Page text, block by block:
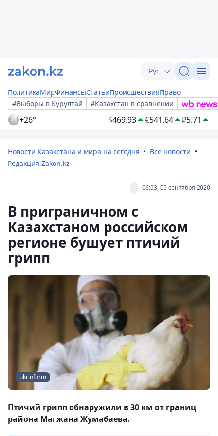
Рус
ПолитикаМирФинансыСтатьиПроисшествияПраво
#Выборы в Курултай
#Казахстан в сравнении
+26° $469.93 €541.64 ₽5.71
Новости Казахстана и мира на сегодня
Все новости
Редакция Zakon.kz
06:53, 05 сентября 2020
В приграничном с
Казахстаном российском
регионе бушует птичий
грипп
ukrinform
Птичий грипп обнаружили в 30 км от границ
района Магжана Жумабаева.